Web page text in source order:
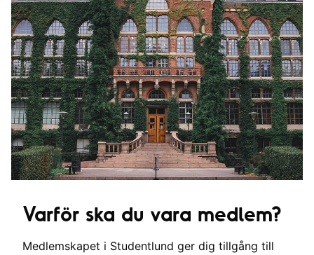
Varför ska du vara medlem?
Medlemskapet i Studentlund ger dig tillgång till